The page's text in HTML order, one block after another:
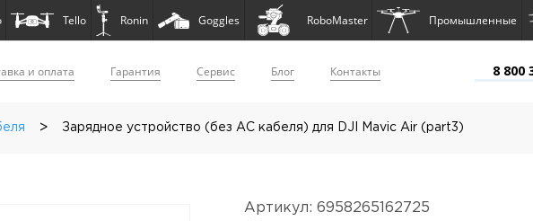
Tello Ronin Goggles RoboMaster Промышленные
и оплата Гарантия Сервис Блог Контакты 8 800
> Зарядное устройство (без AC кабеля) для DJI Mavic Air (part3)
Артикул: 6958265162725